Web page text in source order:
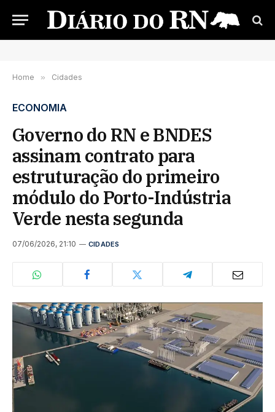
Home » Cidades
ECONOMIA
Governo do RN e BNDES
assinam contrato para
estruturação do primeiro
módulo do Porto-Indústria
Verde nesta segunda
07/06/2026, 21:10 CIDADES